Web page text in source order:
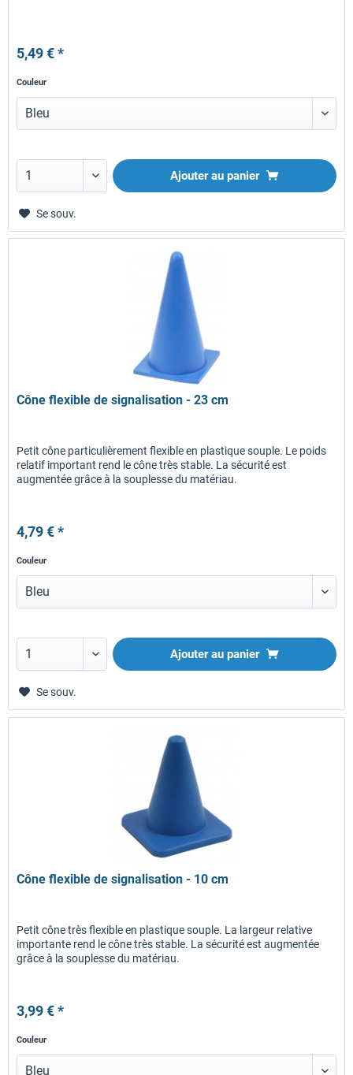
5,49 € *
Couleur
Ajouter au panier
Se souv.
Cône flexible de signalisation - 23 cm
Petit cône particulièrement flexible en plastique souple. Le poids
relatif important rend le cône très stable. La sécurité est
augmentée grâce à la souplesse du matériau.
4,79 € *
Couleur
Ajouter au panier
Se souv.
Cône flexible de signalisation - 10 cm
Petit cône très flexible en plastique souple. La largeur relative
importante rend le cône très stable. La sécurité est augmentée
grâce à la souplesse du matériau.
3,99 € *
Couleur